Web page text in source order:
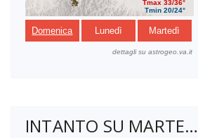
INTANTO SU MARTE…